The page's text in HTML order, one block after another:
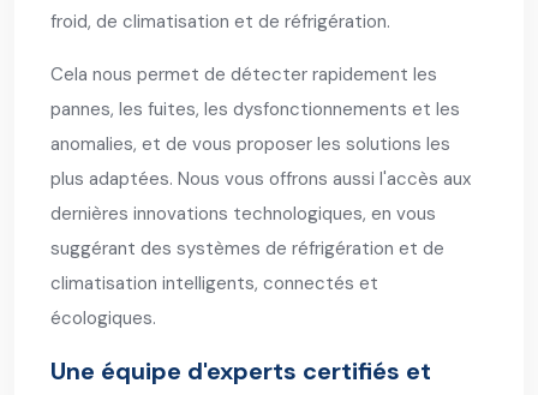
froid, de climatisation et de réfrigération.
Cela nous permet de détecter rapidement les
pannes, les fuites, les dysfonctionnements et les
anomalies, et de vous proposer les solutions les
plus adaptées. Nous vous offrons aussi l'accès aux
dernières innovations technologiques, en vous
suggérant des systèmes de réfrigération et de
climatisation intelligents, connectés et
écologiques.
Une équipe d'experts certifiés et